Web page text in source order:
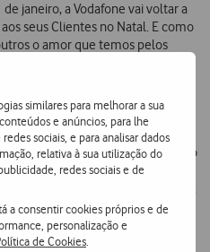
similares para melhorar a sua
e anúncios, para lhe
sociais, e para analisar dados
relativa à sua utilização do
redes sociais e de
a consentir cookies próprios e de
personalização e
de Cookies
janeiro, a Vodafone vai voltar a
seus Clientes no Natal. E como
o amor que temos pelos
da Vodafone, os Clientes
familiares e amigos com
os Clientes escolhem para si
My Vodafone (através da opção
20, os Clientes podem escolher
entre o dia 21 e 1 de janeiro:
2.000 minutos de
minutos de chamadas
It; entre outras ofertas.